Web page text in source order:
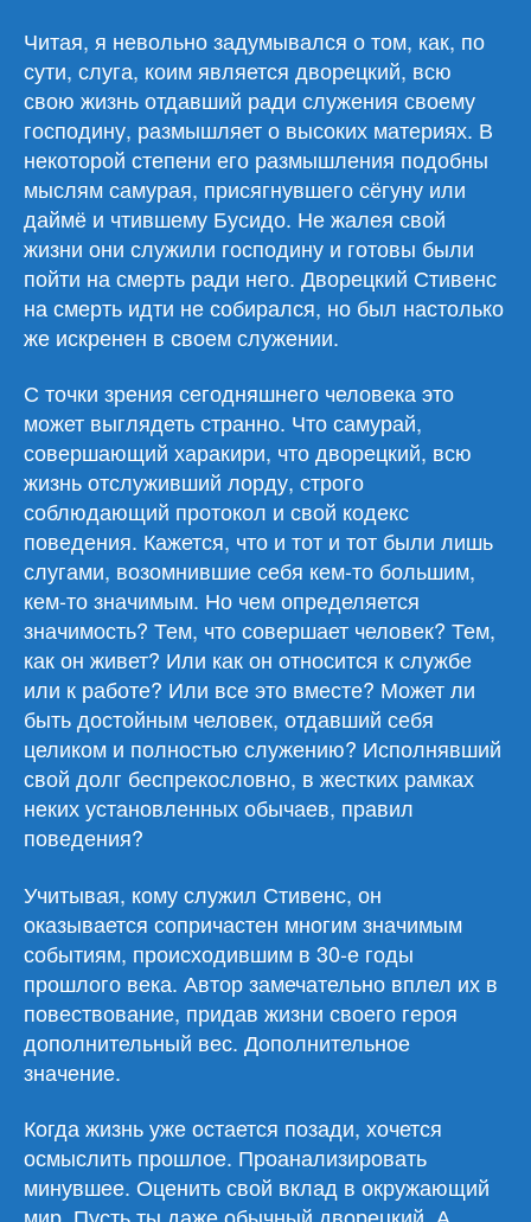
Читая, я невольно задумывался о том, как, по
сути, слуга, коим является дворецкий, всю
свою жизнь отдавший ради служения своему
господину, размышляет о высоких материях. В
некоторой степени его размышления подобны
мыслям самурая, присягнувшего сёгуну или
даймё и чтившему Бусидо. Не жалея свой
жизни они служили господину и готовы были
пойти на смерть ради него. Дворецкий Стивенс
на смерть идти не собирался, но был настолько
же искренен в своем служении.
С точки зрения сегодняшнего человека это
может выглядеть странно. Что самурай,
совершающий харакири, что дворецкий, всю
жизнь отслуживший лорду, строго
соблюдающий протокол и свой кодекс
поведения. Кажется, что и тот и тот были лишь
слугами, возомнившие себя кем-то большим,
кем-то значимым. Но чем определяется
значимость? Тем, что совершает человек? Тем,
как он живет? Или как он относится к службе
или к работе? Или все это вместе? Может ли
быть достойным человек, отдавший себя
целиком и полностью служению? Исполнявший
свой долг беспрекословно, в жестких рамках
неких установленных обычаев, правил
поведения?
Учитывая, кому служил Стивенс, он
оказывается сопричастен многим значимым
событиям, происходившим в 30-е годы
прошлого века. Автор замечательно вплел их в
повествование, придав жизни своего героя
дополнительный вес. Дополнительное
значение.
Когда жизнь уже остается позади, хочется
осмыслить прошлое. Проанализировать
минувшее. Оценить свой вклад в окружающий